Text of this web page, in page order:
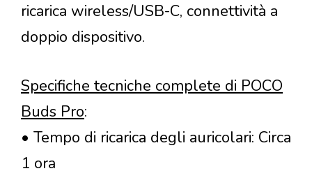
ricarica wireless/USB-C, connettività a
doppio dispositivo.
Specifiche tecniche complete di POCO
Buds Pro:
• Tempo di ricarica degli auricolari: Circa
1 ora